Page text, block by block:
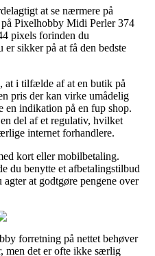
at se nærmere på
Pixelhobby Midi Perler 374
pixels forinden du
er sikker på at få den bedste
at i tilfælde af at en butik på
pris der kan virke umådelig
indikation på en fup shop.
del af et regulativ, hvilket
internet forhandlere.
kort eller mobilbetaling.
du benytte et afbetalingstilbud
at godtgøre pengene over
forretning på nettet behøver
men det er ofte ikke særlig